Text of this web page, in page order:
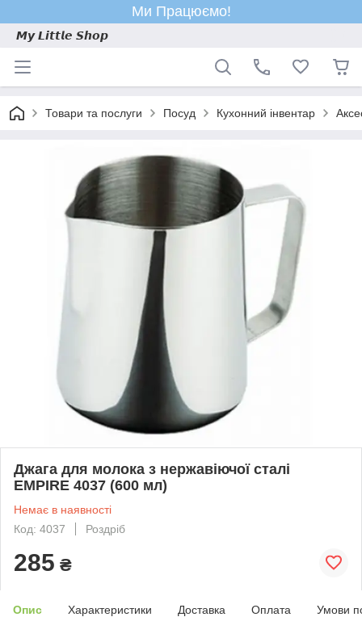
Ми Працюємо!
𝙈𝙮 𝙇𝙞𝙩𝙩𝙡𝙚 𝙎𝙝𝙤𝙥
Товари та послуги Посуд Кухонний інвентар
Джага для молока з нержавіючої сталі
EMPIRE 4037 (600 мл)
Немає в наявності
Код: 4037
Роздріб
285 ₴
Опис Характеристики Доставка Оплата Умови